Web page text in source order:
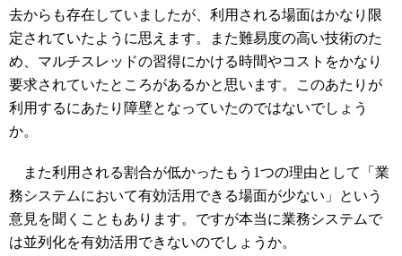
去からも存在していましたが、利用される場面はかなり限
定されていたように思えます。また難易度の高い技術のた
め、マルチスレッドの習得にかける時間やコストをかなり
要求されていたところがあるかと思います。このあたりが
利用するにあたり障壁となっていたのではないでしょう
か。
また利用される割合が低かったもう1つの理由として「業
務システムにおいて有効活用できる場面が少ない」という
意見を聞くこともあります。ですが本当に業務システムで
は並列化を有効活用できないのでしょうか。